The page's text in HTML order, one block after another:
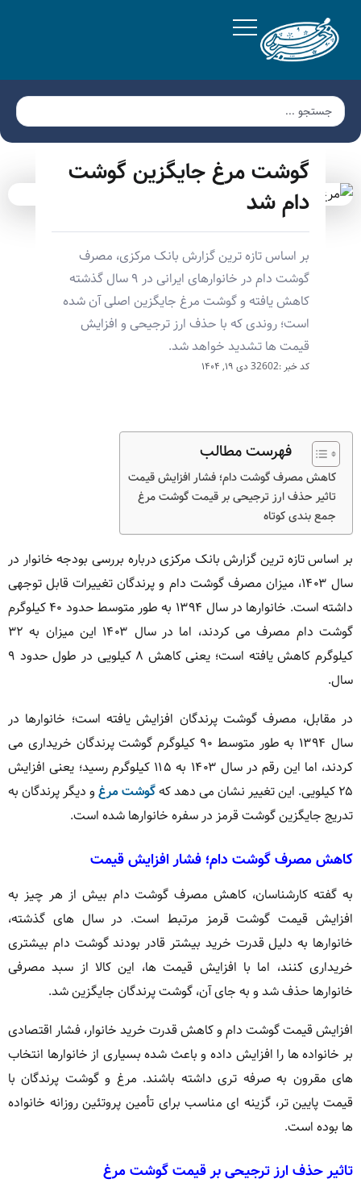
گوشت مرغ جایگزین گوشت
دام شد
بر اساس تازه ترین گزارش بانک مرکزی، مصرف
گوشت دام در خانوارهای ایرانی در ۹ سال گذشته
کاهش یافته و گوشت مرغ جایگزین اصلی آن شده
است؛ روندی که با حذف ارز ترجیحی و افزایش
قیمت ها تشدید خواهد شد.
کد خبر :32602 دی ۱۹, ۱۴۰۴
فهرست مطالب
کاهش مصرف گوشت دام؛ فشار افزایش قیمت
تاثیر حذف ارز ترجیحی بر قیمت گوشت مرغ
جمع بندی کوتاه
بر اساس تازه ترین گزارش بانک مرکزی درباره بررسی بودجه خانوار در
سال ۱۴۰۳، میزان مصرف گوشت دام و پرندگان تغییرات قابل توجهی
داشته است. خانوارها در سال ۱۳۹۴ به طور متوسط حدود ۴۰ کیلوگرم
گوشت دام مصرف می کردند، اما در سال ۱۴۰۳ این میزان به ۳۲
کیلوگرم کاهش یافته است؛ یعنی کاهش ۸ کیلویی در طول حدود ۹
سال.
در مقابل، مصرف گوشت پرندگان افزایش یافته است؛ خانوارها در
سال ۱۳۹۴ به طور متوسط ۹۰ کیلوگرم گوشت پرندگان خریداری می
کردند، اما این رقم در سال ۱۴۰۳ به ۱۱۵ کیلوگرم رسید؛ یعنی افزایش
۲۵ کیلویی. این تغییر نشان می دهد که
گوشت مرغ و دیگر پرندگان به
تدریج جایگزین گوشت قرمز در سفره خانوارها شده است.
کاهش مصرف گوشت دام؛ فشار افزایش قیمت
به گفته کارشناسان، کاهش مصرف گوشت دام بیش از هر چیز به
افزایش قیمت گوشت قرمز مرتبط است. در سال های گذشته،
خانوارها به دلیل قدرت خرید بیشتر قادر بودند گوشت دام بیشتری
خریداری کنند، اما با افزایش قیمت ها، این کالا از سبد مصرفی
خانوارها حذف شد و به جای آن، گوشت پرندگان جایگزین شد.
افزایش قیمت گوشت دام و کاهش قدرت خرید خانوار، فشار اقتصادی
بر خانواده ها را افزایش داده و باعث شده بسیاری از خانوارها انتخاب
های مقرون به صرفه تری داشته باشند. مرغ و گوشت پرندگان با
قیمت پایین تر، گزینه ای مناسب برای تأمین پروتئین روزانه خانواده
ها بوده است.
تاثیر حذف ارز ترجیحی بر قیمت گوشت مرغ